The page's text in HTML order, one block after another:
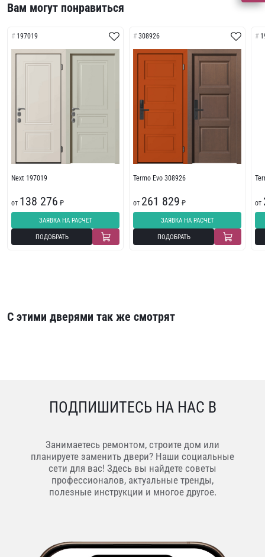
Вам могут понравиться
197019
Next 197019
от 138 276 ₽
ЗАЯВКА НА РАСЧЕТ
ПОДОБРАТЬ
308926
Termo Evo 308926
от 261 829 ₽
ЗАЯВКА НА РАСЧЕТ
ПОДОБРАТЬ
от
С этими дверями так же смотрят
ПОДПИШИТЕСЬ НА НАС В
Занимаетесь ремонтом, строите дом или
планируете заменить двери? Наши социальные
сети для вас! Здесь вы найдете советы
профессионалов, актуальные тренды,
полезные инструкции и многое другое.